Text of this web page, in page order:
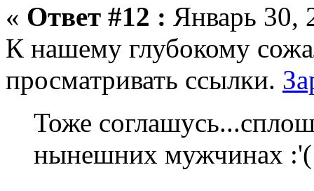
« Ответ #12 : Январь 30,
К нашему глубокому
просматривать ссылки.
Тоже
нынешних мужчинах :'(